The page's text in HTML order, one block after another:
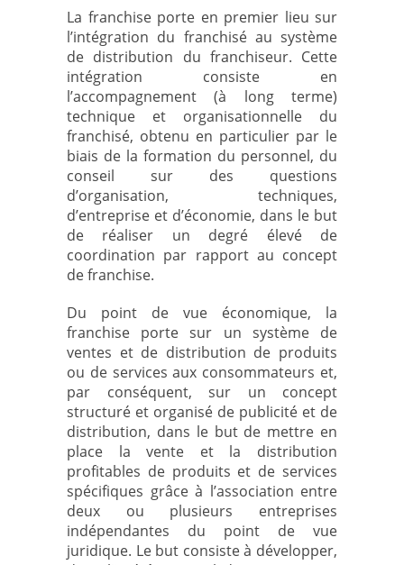
La franchise porte en premier lieu sur
l’intégration du franchisé au système
de distribution du franchiseur. Cette
intégration consiste en
l’accompagnement (à long terme)
technique et organisationnelle du
franchisé, obtenu en particulier par le
biais de la formation du personnel, du
conseil sur des questions
d’organisation, techniques,
d’entreprise et d’économie, dans le but
de réaliser un degré élevé de
coordination par rapport au concept
de franchise.
Du point de vue économique, la
franchise porte sur un système de
ventes et de distribution de produits
ou de services aux consommateurs et,
par conséquent, sur un concept
structuré et organisé de publicité et de
distribution, dans le but de mettre en
place la vente et la distribution
profitables de produits et de services
spécifiques grâce à l’association entre
deux ou plusieurs entreprises
indépendantes du point de vue
juridique. Le but consiste à développer,